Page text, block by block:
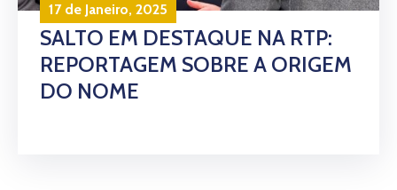
17 de Janeiro, 2025
SALTO EM DESTAQUE NA RTP:
REPORTAGEM SOBRE A ORIGEM
DO NOME